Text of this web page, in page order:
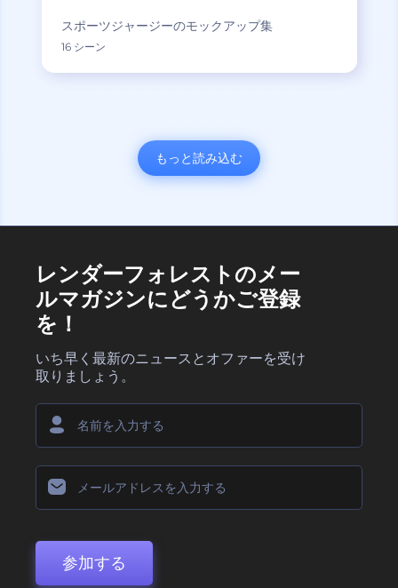
スポーツジャージーのモックアップ集
16 シーン
もっと読み込む
レンダーフォレストのメー
ルマガジンにどうかご登録
を！
いち早く最新のニュースとオファーを受け
取りましょう。
参加する